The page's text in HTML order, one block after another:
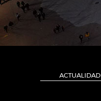
ACTUALIDAD